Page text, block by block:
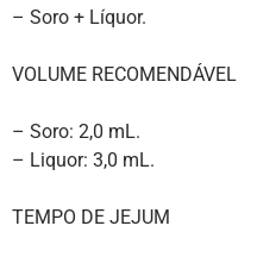
– Soro + Líquor.
VOLUME RECOMENDÁVEL
– Soro: 2,0 mL.
– Liquor: 3,0 mL.
TEMPO DE JEJUM